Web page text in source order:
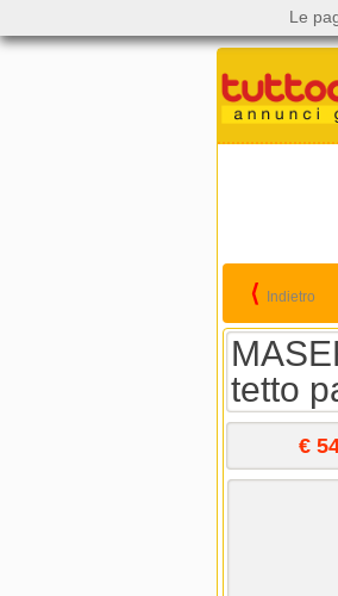
⟨ Indietro
tetto
€
Le